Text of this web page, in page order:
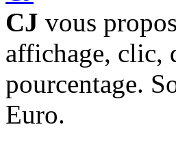
CJ vous
affichage, clic,
pourcentage.
Euro.